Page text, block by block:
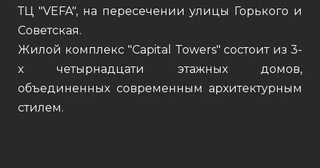
ТЦ "VEFA", на пересечении улицы Горького и
Советская.
Жилой комплекс "Capital Towers" состоит из 3-
х четырнадцати этажных домов,
объединенных современным архитектурным
стилем.